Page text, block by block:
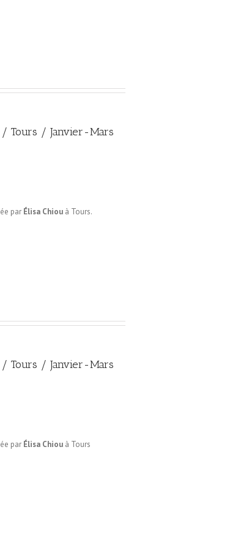
Tours / Janvier-Mars
par Élisa Chiou à Tours.
Tours / Janvier-Mars
par Élisa Chiou à Tours